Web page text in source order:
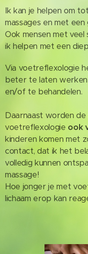
Ik kan je helpen om
massages en met
Ook mensen met
ik helpen met een
Via voetreflexologie
beter te laten
en/of te behandelen.
Daarnaast worden de
voetreflexologie ook
kinderen komen met
contact, dat ik het
volledig kunnen
massage!
Hoe jonger je met
lichaam erop kan